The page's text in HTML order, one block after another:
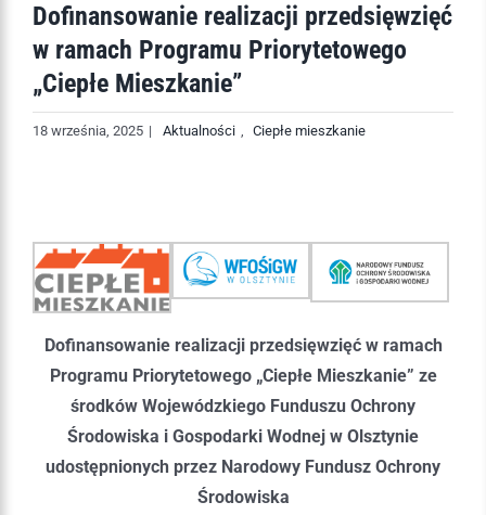
Dofinansowanie realizacji przedsięwzięć
w ramach Programu Priorytetowego
„Ciepłe Mieszkanie”
18 września, 2025 | Aktualności Ciepłe mieszkanie
Dofinansowanie realizacji przedsięwzięć w ramach
Programu Priorytetowego „Ciepłe Mieszkanie” ze
środków Wojewódzkiego Funduszu Ochrony
Środowiska i Gospodarki Wodnej w Olsztynie
udostępnionych przez Narodowy Fundusz Ochrony
Środowiska